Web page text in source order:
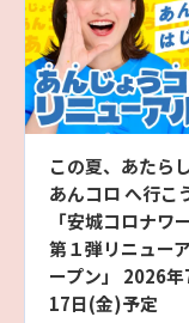
この夏、あたら
あんコロ へ行こ
「安城コロナワ
第１弾リニュー
ープン」 2026年
17日(金)予定